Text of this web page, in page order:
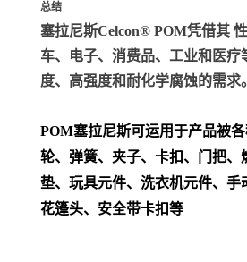
总结
塞拉尼斯Celcon® POM凭借其
车、电子、消费品、工业和医疗
度、高强度和耐化学腐蚀的需求。
POM塞拉尼斯可运用于产品被
轮、弹簧、夹子、卡扣、门把、
垫、玩具元件、洗衣机元件、手
花篷头、安全带卡扣等